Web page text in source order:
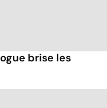
brise les